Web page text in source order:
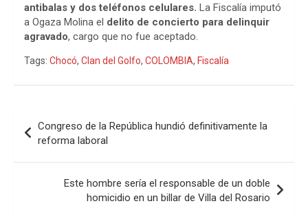
antibalas y dos teléfonos celulares. La Fiscalía imputó
a Ogaza Molina el delito de concierto para delinquir
agravado, cargo que no fue aceptado.
Tags: Chocó, Clan del Golfo, COLOMBIA, Fiscalía
de
entradas
Congreso de la República hundió definitivamente la
reforma laboral
Este hombre sería el responsable de un doble
homicidio en un billar de Villa del Rosario